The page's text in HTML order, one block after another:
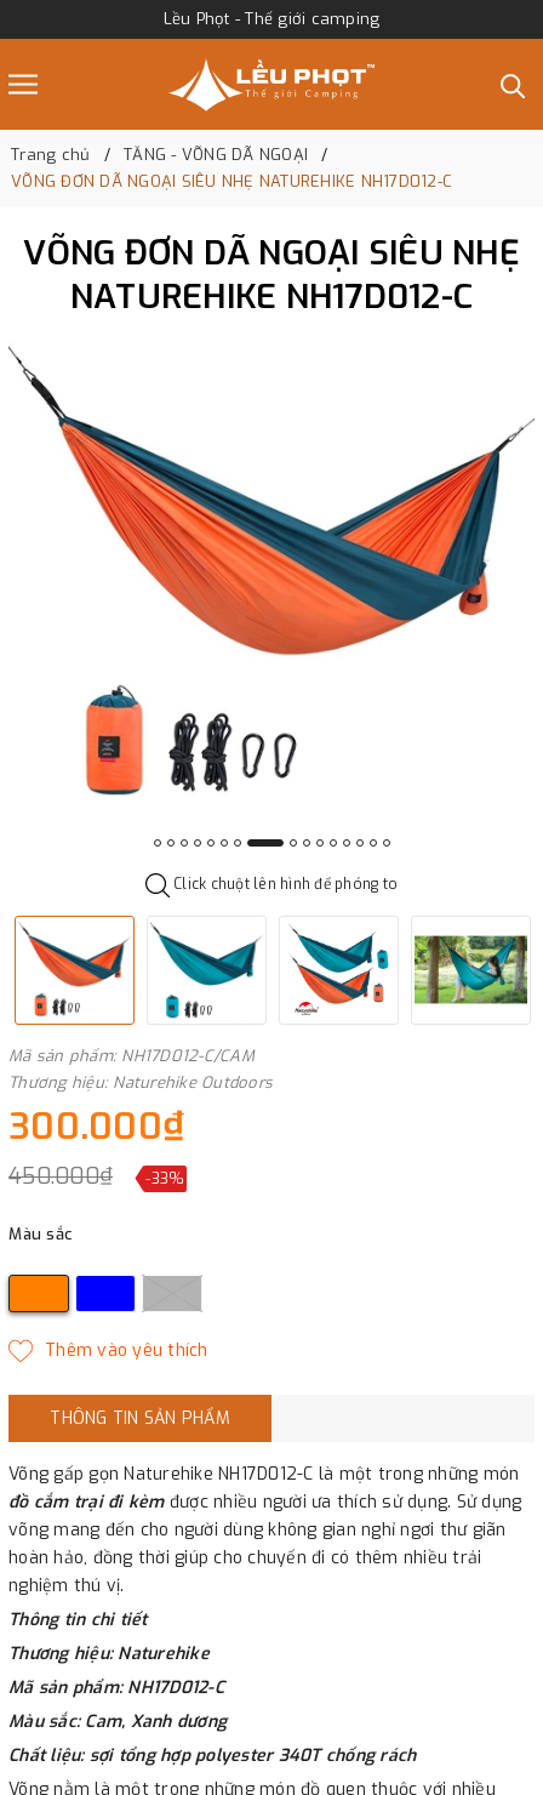
Lều Phọt - Thế giới camping
Trang chủ
TĂNG - VÕNG DÃ NGOẠI
VÕNG ĐƠN DÃ NGOẠI SIÊU NHẸ NATUREHIKE NH17D012-C
VÕNG ĐƠN DÃ NGOẠI SIÊU NHẸ
NATUREHIKE NH17D012-C
Click chuột lên hình để phóng to
Mã sản phẩm: NH17D012-C/CAM
Thương hiệu: Naturehike Outdoors
300.000₫
450.000₫ -33%
Màu sắc
THÔNG TIN SẢN PHẨM
Võng gấp gọn Naturehike NH17D012-C là một trong những món
đồ cắm trại đi kèmđược nhiều người ưa thích sử dụng. Sử dụng
võng mang đến cho người dùng không gian nghỉ ngơi thư giãn
hoàn hảo, đồng thời giúp cho chuyến đi có thêm nhiều trải
nghiệm thú vị.
Thông tin chi tiết
Thương hiệu: Naturehike
Mã sản phẩm: NH17D012-C
Màu sắc: Cam, Xanh dương
Chất liệu: sợi tổng hợp polyester 340T chống rách
Võng nằm là một trong những món đồ quen thuộc với nhiều